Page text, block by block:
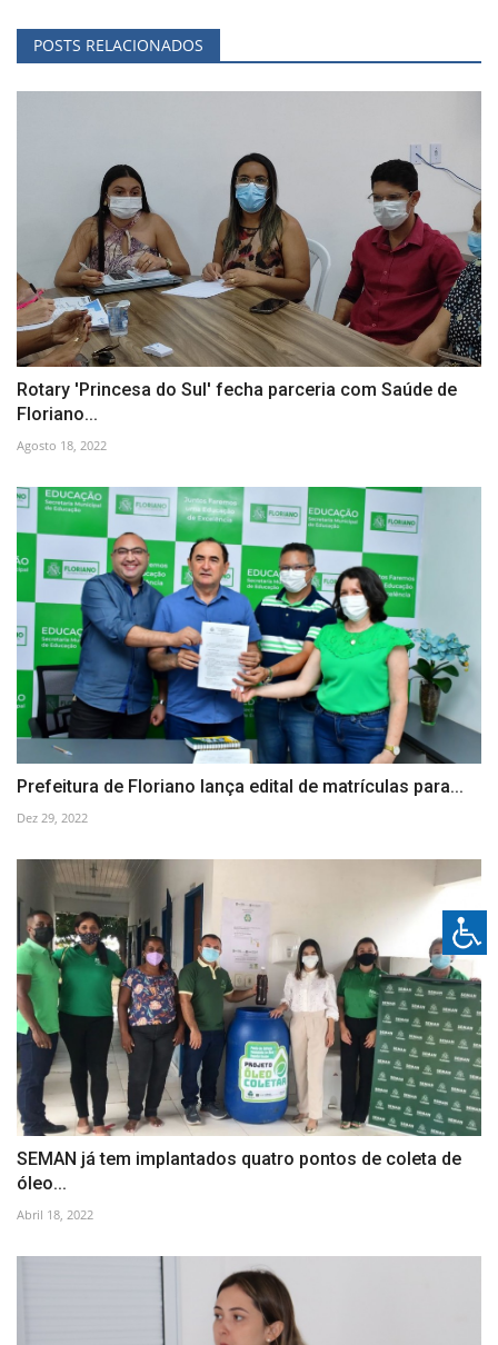
POSTS RELACIONADOS
Rotary 'Princesa do Sul' fecha parceria com Saúde de
Floriano...
Agosto 18, 2022
Prefeitura de Floriano lança edital de matrículas para...
Dez 29, 2022
SEMAN já tem implantados quatro pontos de coleta de
óleo...
Abril 18, 2022